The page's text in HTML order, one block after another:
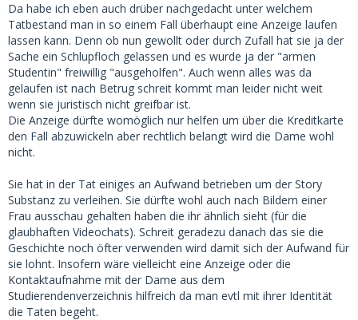
Da habe ich eben auch drüber nachgedacht unter welchem
Tatbestand man in so einem Fall überhaupt eine Anzeige laufen
lassen kann. Denn ob nun gewollt oder durch Zufall hat sie ja der
Sache ein Schlupfloch gelassen und es wurde ja der "armen
Studentin" freiwillig "ausgeholfen". Auch wenn alles was da
gelaufen ist nach Betrug schreit kommt man leider nicht weit
wenn sie juristisch nicht greifbar ist.
Die Anzeige dürfte womöglich nur helfen um über die Kreditkarte
den Fall abzuwickeln aber rechtlich belangt wird die Dame wohl
nicht.
Sie hat in der Tat einiges an Aufwand betrieben um der Story
Substanz zu verleihen. Sie dürfte wohl auch nach Bildern einer
Frau ausschau gehalten haben die ihr ähnlich sieht (für die
glaubhaften Videochats). Schreit geradezu danach das sie die
Geschichte noch öfter verwenden wird damit sich der Aufwand für
sie lohnt. Insofern wäre vielleicht eine Anzeige oder die
Kontaktaufnahme mit der Dame aus dem
Studierendenverzeichnis hilfreich da man evtl mit ihrer Identität
die Taten begeht.